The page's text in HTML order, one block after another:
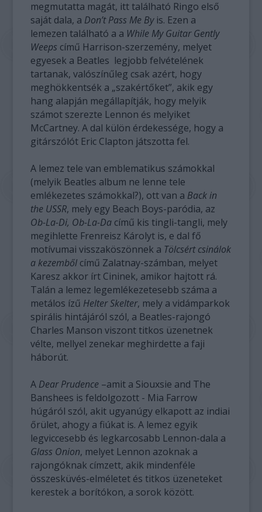
megmutatta magát, itt található Ringo első
saját dala, a Don’t Pass Me Byis. Ezen a
lemezen található a a While My Guitar Gently
Weeps című Harrison-szerzemény, melyet
egyesek a Beatles legjobb felvételének
tartanak, valószínűleg csak azért, hogy
meghökkentsék a „szakértőket”, akik egy
hang alapján megállapítják, hogy melyik
számot szerezte Lennon és melyiket
McCartney. A dal külön érdekessége, hogy a
gitárszólót Eric Clapton játszotta fel.
A lemez tele van emblematikus számokkal
(melyik Beatles album ne lenne tele
emlékezetes számokkal?), ott van a Back in
the USSR, mely egy Beach Boys-paródia, az
Ob-La-Di, Ob-La-Da című kis tingli-tangli, mely
megihlette Frenreisz Károlyt is, e dal fő
motívumai visszaköszönnek a Tölcsért csinálok
a kezemből című Zalatnay-számban, melyet
Karesz akkor írt Cininek, amikor hajtott rá.
Talán a lemez legemlékezetesebb száma a
metálos ízű Helter Skelter, mely a vidámparkok
spirális hintájáról szól, a Beatles-rajongó
Charles Manson viszont titkos üzenetnek
vélte, mellyel zenekar meghirdette a faji
háborút.
A Dear Prudence –amit a Siouxsie and The
Banshees is feldolgozott - Mia Farrow
húgáról szól, akit ugyanúgy elkapott az indiai
őrület, ahogy a fiúkat is. A lemez egyik
legviccesebb és legkarcosabb Lennon-dala a
Glass Onion, melyet Lennon azoknak a
rajongóknak címzett, akik mindenféle
összesküvés-elméletet és titkos üzeneteket
kerestek a borítókon, a sorok között.